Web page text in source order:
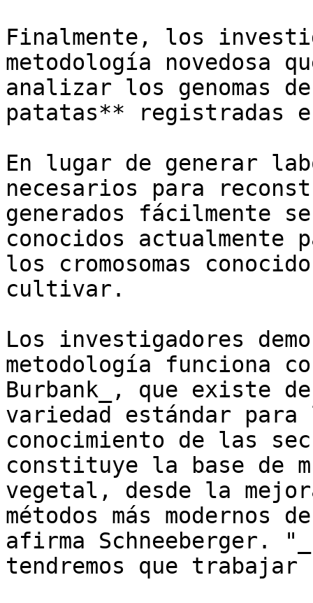
Finalmente, los
metodología novedosa
analizar los genomas
patatas** registradas
En lugar de generar
necesarios para
generados fácilmente
conocidos actualmente
los cromosomas
cultivar.
Los investigadores
metodología funciona
Burbank_, que existe
variedad estándar
conocimiento de las
constituye la base de
vegetal, desde la
métodos más modernos
afirma Schneeberger.
tendremos que